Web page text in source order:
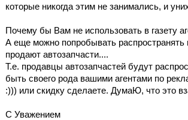
которые никогда этим не занимались, и
Почему бы Вам не использовать в газету
А еще можно попробывать распространять
продают автозапчасти....
Т.е. продавцы автозапчастей будут
быть своего рода вашими агентами по
:))) или скидку сделаете. ДумаЮ, что это
С Уважением